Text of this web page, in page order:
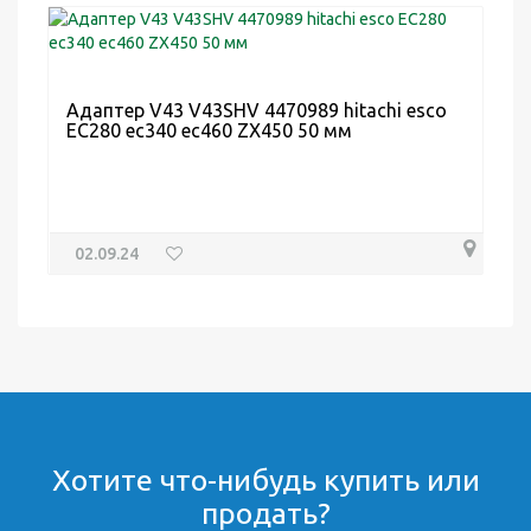
Адаптер V43 V43SHV 4470989 hitachi esco
EC280 ec340 ec460 ZX450 50 мм
02.09.24
Хотите что-нибудь купить или
продать?